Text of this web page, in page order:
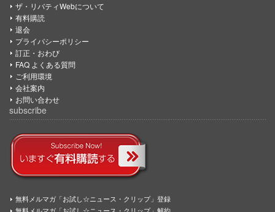
ザ・リバティWebについて
有料購読
退会
プライバシーポリシー
訂正・おわび
FAQ よくある質問
ご利用環境
会社案内
お問い合わせ
subscribe
無料メルマガ「お試し☆ニュース・クリップ」登録